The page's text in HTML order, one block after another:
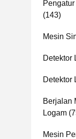
(143)
Mesin
Detektor
Detektor
Berjalan
Logam
Mesin